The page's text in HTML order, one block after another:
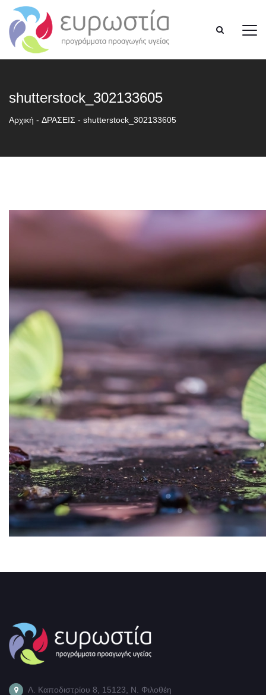
shutterstock_302133605
Αρχική - ΔΡΑΣΕΙΣ - shutterstock_302133605
Λ. Καποδιστρίου 8, 15123, Ν. Φιλοθέη